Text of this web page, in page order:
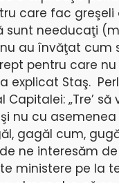
care fac
sunt needucaţi
au învăţat cum
pentru care
explicat Staş.
Capitalei: „Tre’
nu cu
gagăl cum,
ne interesăm
ministere pe la